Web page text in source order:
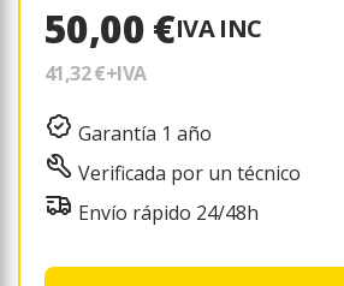
50,00 €IVA INC
41,32 €+IVA
Garantía 1 año
Verificada por un técnico
Envío rápido 24/48h